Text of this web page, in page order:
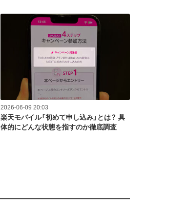
2026-06-09 20:03
楽天モバイル「初めて申し込み」とは？ 具
体的にどんな状態を指すのか徹底調査